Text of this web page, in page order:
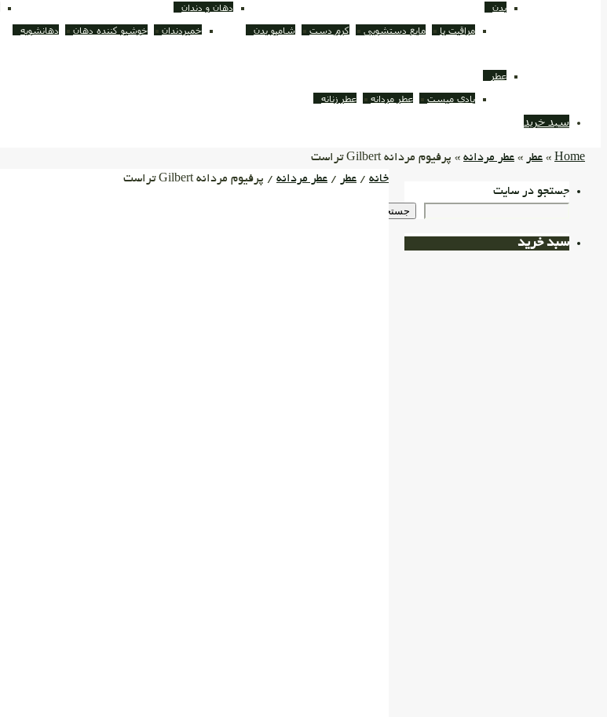
بدن
مراقبت پا مایع دستشویی کرم دست شامپو بدن
دهان و دندان
خمیردندان خوشبو کننده دهان دهانشویه
عطر
بادی میست عطر مردانه عطر زنانه
سبد خرید
Home
» عطر » عطر مردانه » پرفیوم مردانه Gilbert تراست
خانه / عطر / عطر مردانه / پرفیوم مردانه Gilbert تراست
جستجو در سایت
جستجو
سبد خرید